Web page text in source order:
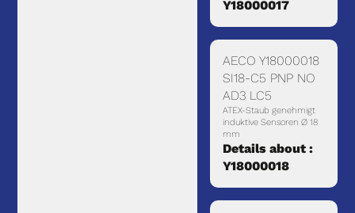
Y18000017
AECO Y18000018
SI18-C5 PNP NO
AD3 LC5
ATEX-Staub genehmigt
induktive Sensoren Ø 18
mm
Details about :
Y18000018